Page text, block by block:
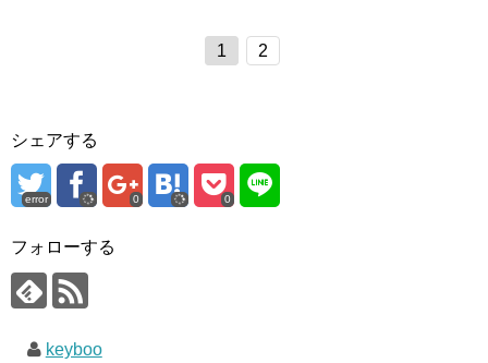
1 2
シェアする
error 0 0
フォローする
keyboo